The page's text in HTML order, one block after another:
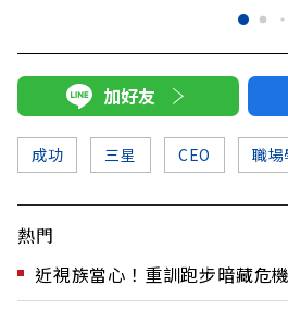
加好友
成功 三星 CEO 職場
熱門
近視族當心！重訓跑步暗藏危機